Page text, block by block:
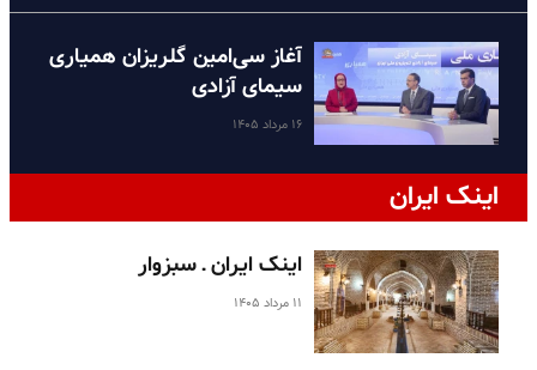
آغاز سی‌امین گلریزان همیاری
سیمای آزادی
۱۶ مرداد ۱۴۰۵
اینک ایران
اینک ایران ـ سبزوار
۱۱ مرداد ۱۴۰۵